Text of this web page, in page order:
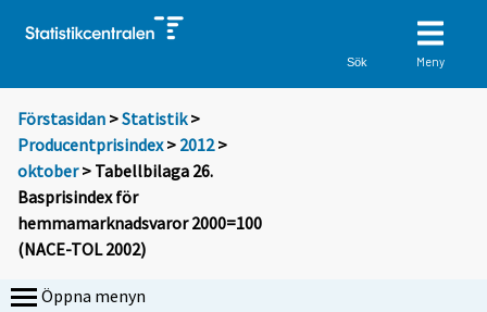
Sök Meny
Förstasidan >Statistik >
Producentprisindex> 2012>
oktober> Tabellbilaga 26.
Basprisindex för
hemmamarknadsvaror 2000=100
(NACE-TOL 2002)
Öppna menyn